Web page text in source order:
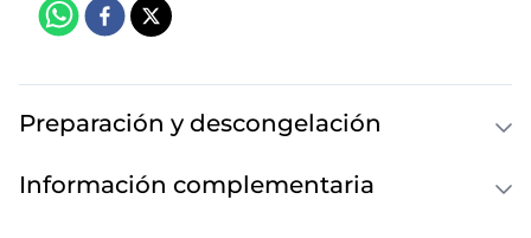
Preparación y descongelación
Información complementaria